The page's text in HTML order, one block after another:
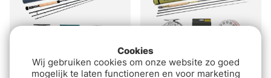
Cookies
Wij gebruiken cookies om onze website zo goed
mogelijk te laten functioneren en voor marketing